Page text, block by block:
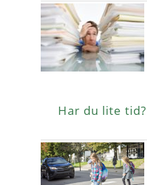
Har du lite tid?